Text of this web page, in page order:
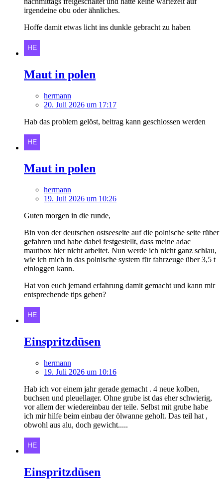
irgendeine obu oder ähnliches.
Hoffe damit etwas licht ins dunkle gebracht zu haben
Maut in polen
hermann
20. Juli 2026 um 17:17
Hab das problem gelöst, beitrag kann geschlossen werden
Maut in polen
hermann
19. Juli 2026 um 10:26
Guten morgen in die runde,
Bin von der deutschen ostseeseite auf die polnische seite rüber
gefahren und habe dabei festgestellt, dass meine adac
mautbox hier nicht arbeitet. Nun werde ich nicht ganz schlau,
wie ich mich in das polnische system für fahrzeuge über 3,5 t
einloggen kann.
Hat von euch jemand erfahrung damit gemacht und kann mir
entsprechende tips geben?
Einspritzdüsen
hermann
19. Juli 2026 um 10:16
Hab ich vor einem jahr gerade gemacht . 4 neue kolben,
buchsen und pleuellager. Ohne grube ist das eher schwierig,
vor allem der wiedereinbau der teile. Selbst mit grube habe
ich mir hilfe beim einbau der ölwanne geholt. Das teil hat ,
obwohl aus alu, doch gewicht.....
Einspritzdüsen